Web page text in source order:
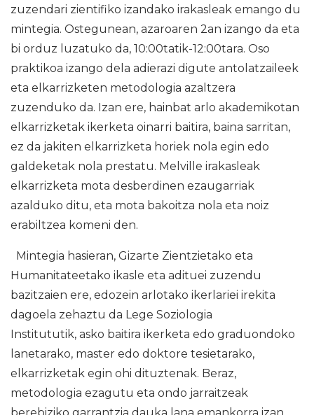
zuzendari zientifiko izandako irakasleak emango du
mintegia. Ostegunean, azaroaren 2an izango da eta
bi orduz luzatuko da, 10:00tatik-12:00tara. Oso
praktikoa izango dela adierazi digute antolatzaileek
eta elkarrizketen metodologia azaltzera
zuzenduko da. Izan ere, hainbat arlo akademikotan
elkarrizketak ikerketa oinarri baitira, baina sarritan,
ez da jakiten elkarrizketa horiek nola egin edo
galdeketak nola prestatu. Melville irakasleak
elkarrizketa mota desberdinen ezaugarriak
azalduko ditu, eta mota bakoitza nola eta noiz
erabiltzea komeni den.
Mintegia hasieran, Gizarte Zientzietako eta
Humanitateetako ikasle eta adituei zuzendu
bazitzaien ere, edozein arlotako ikerlariei irekita
dagoela zehaztu da Lege Soziologia
Institututik, asko baitira ikerketa edo graduondoko
lanetarako, master edo doktore tesietarako,
elkarrizketak egin ohi dituztenak. Beraz,
metodologia ezagutu eta ondo jarraitzeak